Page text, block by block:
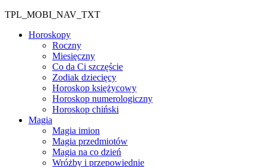
TPL_MOBI_NAV_TXT
Horoskopy
Roczny
Miesięczny
Co da Ci szczęście
Zodiak dziecięcy
Horoskop księżycowy
Horoskop numerologiczny
Horoskop chiński
Magia
Magia imion
Magia przedmiotów
Magia na co dzień
Wróżby i przepowiednie